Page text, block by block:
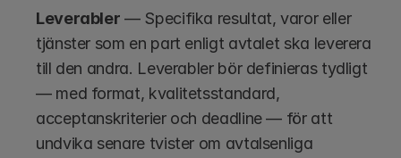
Leverabler — Specifika resultat, varor eller
tjänster som en part enligt avtalet ska leverera
till den andra. Leverabler bör definieras tydligt
— med format, kvalitetsstandard,
acceptanskriterier och deadline — för att
undvika senare tvister om avtalsenliga